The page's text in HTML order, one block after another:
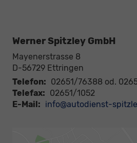
Werner Spitzley GmbH
Mayenerstrasse 8
D-56729 Ettringen
Telefon: 02651/76388 od.
Telefax: 02651/1052
E-Mail: info@autodienst-